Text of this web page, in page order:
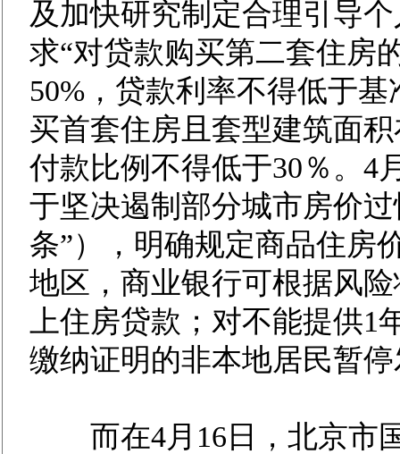
及加快研究制定合理引导
求“对贷款购买第二套住房
50%，贷款利率不得低于
买首套住房且套型建筑面
付款比例不得低于30％。4
于坚决遏制部分城市房价
条”），明确规定商品住房
地区，商业银行可根据风
上住房贷款；对不能提供
缴纳证明的非本地居民暂
而在4月16日，北京市